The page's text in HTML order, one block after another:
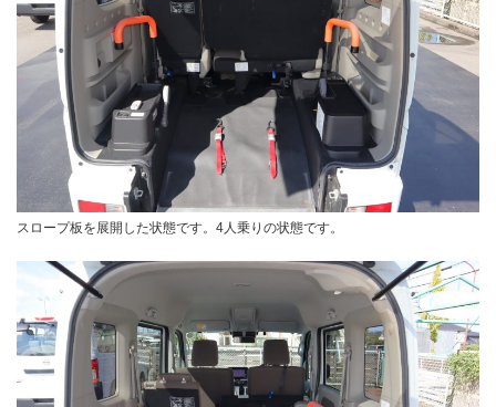
スロープ板を展開した状態です。4人乗りの状態です。